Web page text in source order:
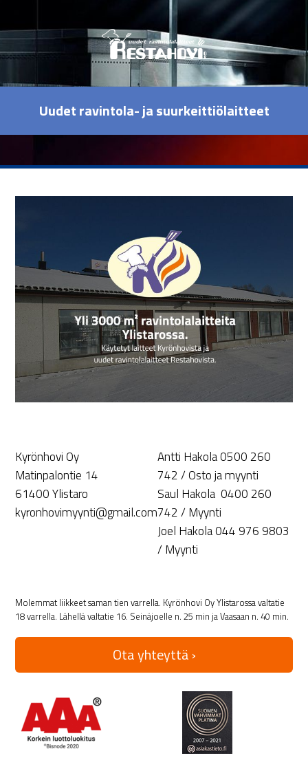
Uudet ravintola- ja suurkeittiölaitteet
Kyrönhovi Oy
Matinpalontie 14
61400 Ylistaro
kyronhovimyynti@gmail.com
Antti Hakola 0500 260
742 / Osto ja myynti
Saul Hakola 0400 260
742 / Myynti
Joel Hakola 044 976 9803
/ Myynti
Molemmat liikkeet saman tien varrella. Kyrönhovi Oy Ylistarossa valtatie
18 varrella. Lähellä valtatie 16. Seinäjoelle n. 25 min ja Vaasaan n. 40 min.
Ota yhteyttä ›